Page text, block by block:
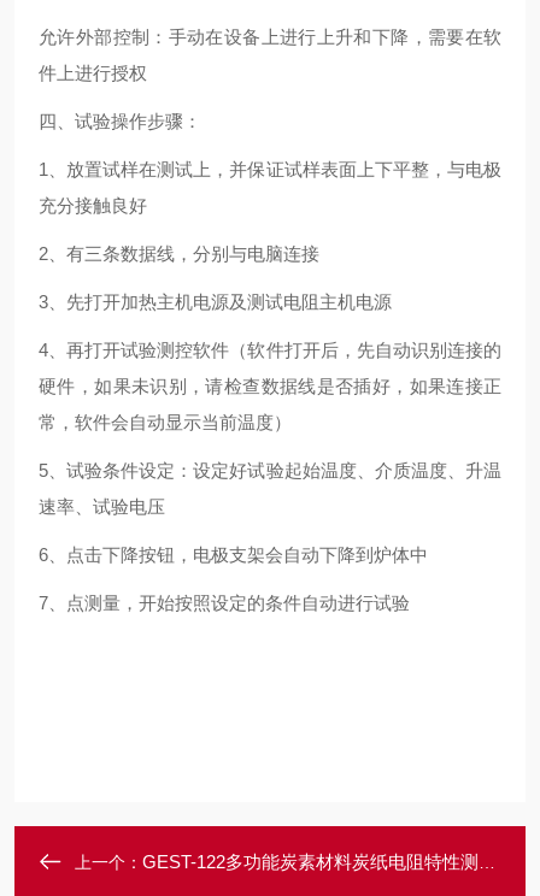
允许外部控制：手动在设备上进行上升和下降，需要在软
件上进行授权
四、试验操作步骤：
1、放置试样在测试上，并保证试样表面上下平整，与电极
充分接触良好
2、有三条数据线，分别与电脑连接
3、先打开加热主机电源及测试电阻主机电源
4、再打开试验测控软件（软件打开后，先自动识别连接的
硬件，如果未识别，请检查数据线是否插好，如果连接正
常，软件会自动显示当前温度）
5、试验条件设定：设定好试验起始温度、介质温度、升温
速率、试验电压
6、点击下降按钮，电极支架会自动下降到炉体中
7、点测量，开始按照设定的条件自动进行试验
上一个： GEST-122多功能炭素材料炭纸电阻特性测试仪